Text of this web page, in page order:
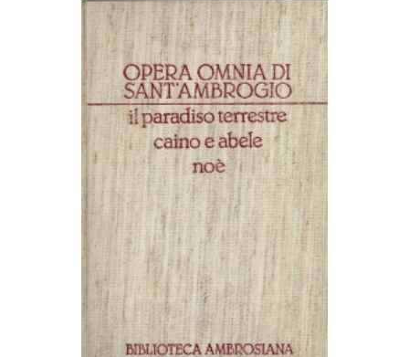
AGGIUNGI AL CARRELLO